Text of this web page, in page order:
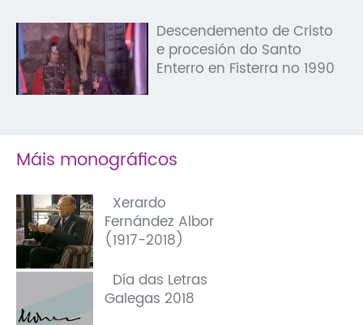
Descendemento de Cristo
e procesión do Santo
Enterro en Fisterra no 1990
Máis monográficos
Xerardo
Fernández Albor
(1917-2018)
Día das Letras
Galegas 2018